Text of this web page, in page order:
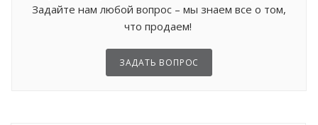
Задайте нам любой вопрос – мы знаем все о том,
что продаем!
ЗАДАТЬ ВОПРОС